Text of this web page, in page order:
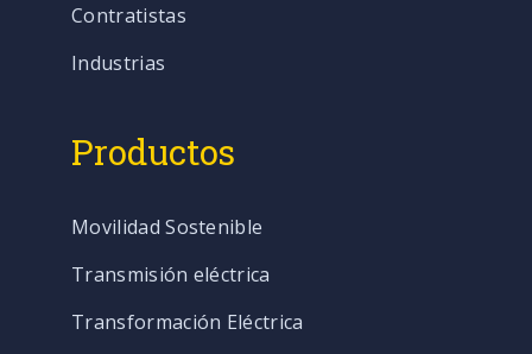
Contratistas
Industrias
Productos
Movilidad Sostenible
Transmisión eléctrica
Transformación Eléctrica